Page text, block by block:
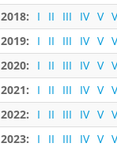
2018:
I II III IV V
2019:
I II III IV V
2020:
I II III IV V
2021:
I II III IV V
2022:
I II III IV V
2023:
I II III IV V